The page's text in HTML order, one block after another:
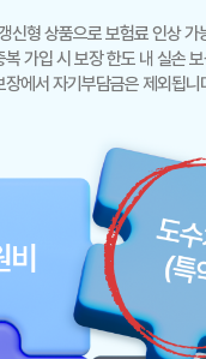
신형 상품으로 보험료 인상 가
복 가입 시 보장 한도 내 실손
장에서 자기부담금은 제외됩니